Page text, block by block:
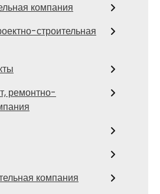
компания
строительная
ремонтно-
компания